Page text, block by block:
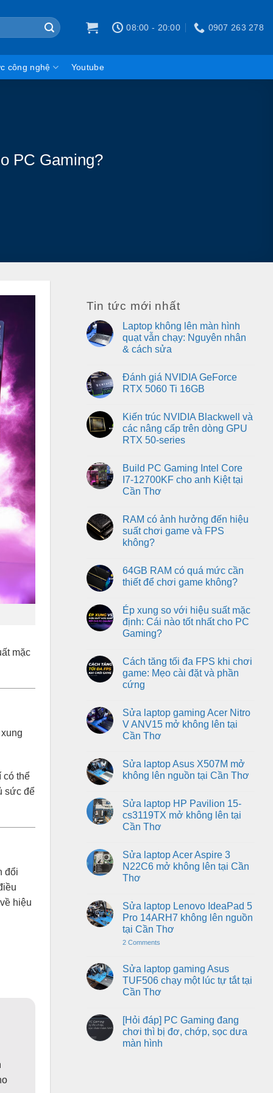
08:00 - 20:00 0907 263 278
công nghệ Youtube
PC Gaming?
mặc
có thể
sức để
đổi
hiệu
Tin tức mới nhất
Laptop không lên màn hình
quạt vẫn chạy: Nguyên nhân
& cách sửa
on
Laptop
không
hình
quạt
vẫn
chạy:
&
cách
sửa
Đánh giá NVIDIA GeForce
RTX 5060 Ti 16GB
on
Đánh
giá
NVIDIA
5060
Ti
16GB
Kiến trúc NVIDIA Blackwell và
các nâng cấp trên dòng GPU
RTX 50-series
on
Kiến
trúc
NVIDIA
các
nâng
cấp
trên
dòng
50-
series
Build PC Gaming Intel Core
I7-12700KF cho anh Kiệt tại
Cần Thơ
on
Build
PC
Gaming
I7-
12700KF
cho
tại
Cần
Thơ
RAM có ảnh hưởng đến hiệu
suất chơi game và FPS
không?
on
RAM
có
đến
hiệu
suất
chơi
FPS
không?
64GB RAM có quá mức cần
thiết để chơi game không?
on
64GB
RAM
có
cần
thiết
để
chơi
game
Ép xung so với hiệu suất mặc
định: Cái nào tốt nhất cho PC
Gaming?
on
xung
so
suất
mặc
định:
Cái
nào
cho
PC
Gaming?
Cách tăng tối đa FPS khi chơi
game: Mẹo cài đặt và phần
cứng
on
Cách
tăng
tối
khi
chơi
game:
đặt
và
phần
cứng
Sửa laptop gaming Acer Nitro
V ANV15 mở không lên tại
Cần Thơ
on
Sửa
laptop
Nitro
ANV15
mở
tại
Cần
Thơ
Sửa laptop Asus X507M mở
không lên nguồn tại Cần Thơ
on
Sửa
laptop
Asus
không
lên
nguồn
tại
Cần
Sửa laptop HP Pavilion 15-
cs3119TX mở không lên tại
Cần Thơ
on
Sửa
laptop
HP
cs3119TX
mở
không
lên
tại
Cần
Sửa laptop Acer Aspire 3
N22C6 mở không lên tại Cần
Thơ
on
Sửa
laptop
Acer
3
không
lên
tại
Cần
Sửa laptop Lenovo IdeaPad 5
Pro 14ARH7 không lên nguồn
tại Cần Thơ
2 Comments
Lenovo
IdeaPad
5
Pro
nguồn
tại
Cần
Thơ
Sửa laptop gaming Asus
TUF506 chạy một lúc tự tắt tại
Cần Thơ
on
Sửa
laptop
gaming
[Hỏi đáp] PC Gaming đang
chơi thì bị đơ, chớp, sọc dưa
màn hình